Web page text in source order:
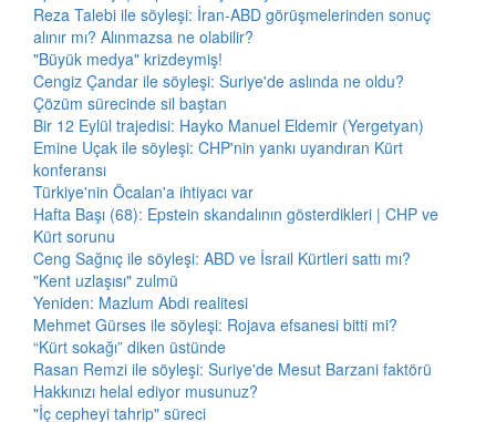
Reza Talebi ile söyleşi: İran-ABD görüşmelerinden sonuç
alınır mı? Alınmazsa ne olabilir?
"Büyük medya" krizdeymiş!
Cengiz Çandar ile söyleşi: Suriye'de aslında ne oldu?
Çözüm sürecinde sil baştan
Bir 12 Eylül trajedisi: Hayko Manuel Eldemir (Yergetyan)
Emine Uçak ile söyleşi: CHP'nin yankı uyandıran Kürt
konferansı
Türkiye'nin Öcalan'a ihtiyacı var
Hafta Başı (68): Epstein skandalının gösterdikleri | CHP ve
Kürt sorunu
Ceng Sağnıç ile söyleşi: ABD ve İsrail Kürtleri sattı mı?
"Kent uzlaşısı" zulmü
Yeniden: Mazlum Abdi realitesi
Mehmet Gürses ile söyleşi: Rojava efsanesi bitti mi?
“Kürt sokağı” diken üstünde
Rasan Remzi ile söyleşi: Suriye'de Mesut Barzani faktörü
Hakkınızı helal ediyor musunuz?
"İç cepheyi tahrip" süreci